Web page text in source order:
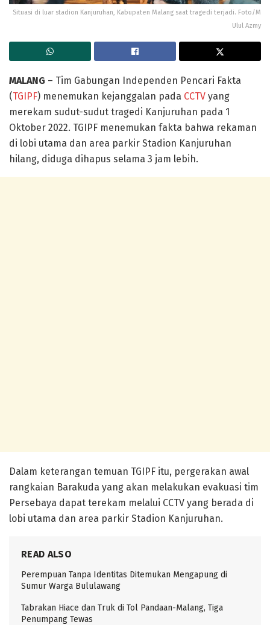
Situasi di luar stadion Kanjuruhan, Kabupaten Malang saat tragedi terjadi. Foto/M
Ulul Azmy
MALANG – Tim Gabungan Independen Pencari Fakta
(TGIPF) menemukan kejanggalan pada CCTV yang
merekam sudut-sudut tragedi Kanjuruhan pada 1
Oktober 2022. TGIPF menemukan fakta bahwa rekaman
di lobi utama dan area parkir Stadion Kanjuruhan
hilang, diduga dihapus selama 3 jam lebih.
Dalam keterangan temuan TGIPF itu, pergerakan awal
rangkaian Barakuda yang akan melakukan evakuasi tim
Persebaya dapat terekam melalui CCTV yang berada di
lobi utama dan area parkir Stadion Kanjuruhan.
READ ALSO
Perempuan Tanpa Identitas Ditemukan Mengapung di
Sumur Warga Bululawang
Tabrakan Hiace dan Truk di Tol Pandaan-Malang, Tiga
Penumpang Tewas